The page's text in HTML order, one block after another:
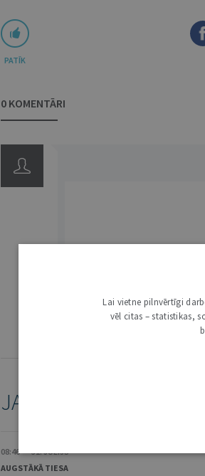
PATĪK
0 KOMENTĀRI
JAUNĀKAIS /
08:46 • 31. JŪLIJS
AUGSTĀKĀ TIESA
Lai vietne pilnvērtīgi
vēl citas – statistikas,